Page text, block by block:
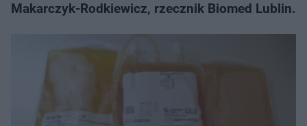
Makarczyk-Rodkiewicz, rzecznik Biomed Lublin.